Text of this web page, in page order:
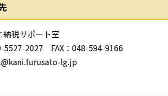
納税サポート室
5527-2027 FAX：048-594-9166
lg.jp